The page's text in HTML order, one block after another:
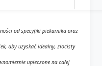
od specyfiki piekarnika oraz
aby uzyskać idealny, złocisty
upieczone na całej